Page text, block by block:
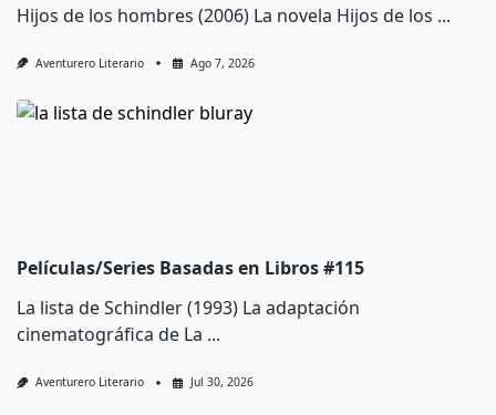
Hijos de los hombres (2006) La novela Hijos de los ...
Aventurero Literario Ago 7, 2026
Películas/Series Basadas en Libros #115
La lista de Schindler (1993) La adaptación
cinematográfica de La ...
Aventurero Literario Jul 30, 2026